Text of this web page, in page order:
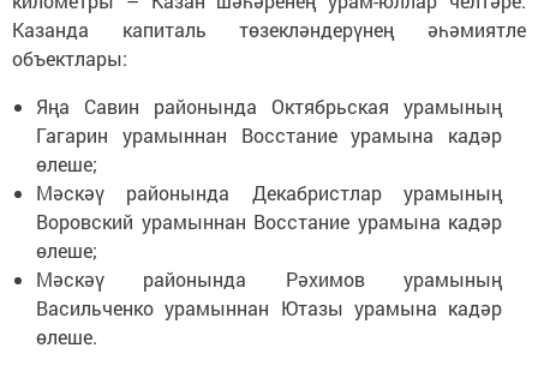
Казанда капиталь төзекләндерүнең әһәмиятле
объектлары:
Яңа Савин районында Октябрьская урамының
Гагарин урамыннан Восстание урамына кадәр
өлеше;
Мәскәү районында Декабристлар урамының
Воровский урамыннан Восстание урамына кадәр
өлеше;
Мәскәү районында Рәхимов урамының
Васильченко урамыннан Ютазы урамына кадәр
өлеше.